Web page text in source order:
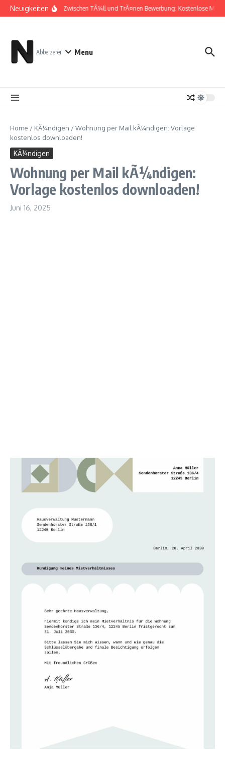
Zum Inhalt springen
Neuigkeiten Zwischen TÃ¼ll und TrÃ¤nen Bewerbung: Kostenlose
Abbeizerei Menu
Home / KÃ¼ndigen /Wohnung per Mail kÃ¼ndigen: Vorlage
kostenlos downloaden!
KÃ¼ndigen
Wohnung per Mail kÃ¼ndigen:
Vorlage kostenlos downloaden!
Juni 16, 2025